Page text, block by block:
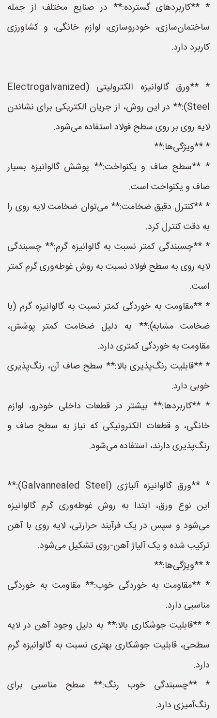
* **کاربردهای گسترده:** در صنایع مختلف از جمله
ساختمان‌سازی، خودروسازی، لوازم خانگی، و کشاورزی
کاربرد دارد.
* **ورق گالوانیزه الکترولیتی (Electrogalvanized
Steel):** در این روش، از جریان الکتریکی برای نشاندن
لایه روی بر روی سطح فولاد استفاده می‌شود.
* **ویژگی‌ها:**
* **سطح صاف و یکنواخت:** پوشش گالوانیزه بسیار
صاف و یکنواخت است.
* **کنترل دقیق ضخامت:** می‌توان ضخامت لایه روی را
به دقت کنترل کرد.
* **چسبندگی کمتر نسبت به گالوانیزه گرم:** چسبندگی
لایه روی به سطح فولاد نسبت به روش غوطه‌وری گرم کمتر
است.
* **مقاومت به خوردگی کمتر نسبت به گالوانیزه گرم (با
ضخامت مشابه):** به دلیل ضخامت کمتر پوشش،
مقاومت به خوردگی کمتری دارد.
* **قابلیت رنگ‌پذیری بالا:** سطح صاف آن، رنگ‌پذیری
خوبی دارد.
* **کاربردها:** بیشتر در قطعات داخلی خودرو، لوازم
خانگی، و قطعات الکترونیکی که نیاز به سطح صاف و
رنگ‌پذیری دارند، استفاده می‌شود.
* **ورق گالوانیزه آلیاژی (Galvannealed Steel):**
این نوع ورق، ابتدا به روش غوطه‌وری گرم گالوانیزه
می‌شود و سپس در یک فرآیند حرارتی، لایه روی با آهن
ترکیب شده و یک آلیاژ آهن-روی تشکیل می‌شود.
* **ویژگی‌ها:**
* **مقاومت به خوردگی خوب:** مقاومت به خوردگی
مناسبی دارد.
* **قابلیت جوشکاری بالا:** به دلیل وجود آهن در لایه
سطحی، قابلیت جوشکاری بهتری نسبت به گالوانیزه گرم
دارد.
* **چسبندگی خوب رنگ:** سطح مناسبی برای
رنگ‌آمیزی دارد.